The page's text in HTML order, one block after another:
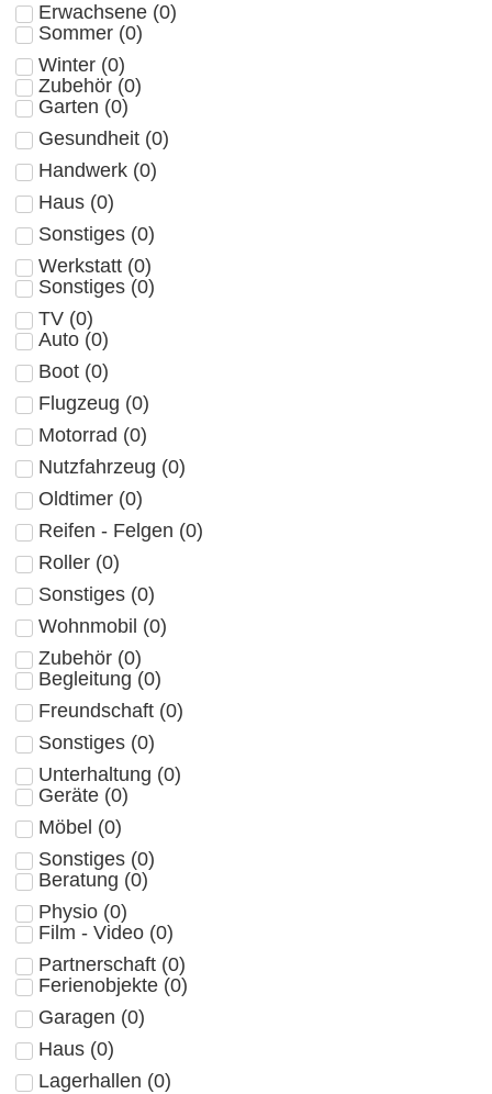
Erwachsene (0)
Sommer (0)
Winter (0)
Zubehör (0)
Garten (0)
Gesundheit (0)
Handwerk (0)
Haus (0)
Sonstiges (0)
Werkstatt (0)
Sonstiges (0)
TV (0)
Auto (0)
Boot (0)
Flugzeug (0)
Motorrad (0)
Nutzfahrzeug (0)
Oldtimer (0)
Reifen - Felgen (0)
Roller (0)
Sonstiges (0)
Wohnmobil (0)
Zubehör (0)
Begleitung (0)
Freundschaft (0)
Sonstiges (0)
Unterhaltung (0)
Geräte (0)
Möbel (0)
Sonstiges (0)
Beratung (0)
Physio (0)
Film - Video (0)
Partnerschaft (0)
Ferienobjekte (0)
Garagen (0)
Haus (0)
Lagerhallen (0)